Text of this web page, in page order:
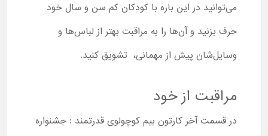
می‌توانید در این باره با کودکان کم سن و سال خود
حرف بزنید و آن‌ها را به مراقبت بهتر از لباس‌ها و
وسایل‌شان پیش از مهمانی، تشویق کنید.
مراقبت از خود
در قسمت آخر کارتون بیم کوچولوی قدرتمند : جشنواره